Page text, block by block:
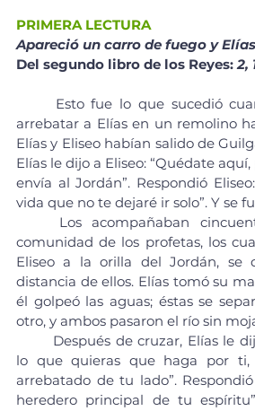
PRIMERA LECTURA
Apareció un carro de fuego y
Del segundo libro de los Reyes: 2,
arrebatar a Elías en un remolino
Elías y Eliseo habían salido de
Elías le dijo a Eliseo: “Quédate
envía al Jordán”. Respondió
vida que no te dejaré ir solo”. Y se
comunidad de los profetas, los
Eliseo a la orilla del Jordán, se
distancia de ellos. Elías tomó su
él golpeó las aguas; éstas se
otro, y ambos pasaron el río sin
lo que quieras que haga por ti,
arrebatado de tu lado”.
heredero principal de tu